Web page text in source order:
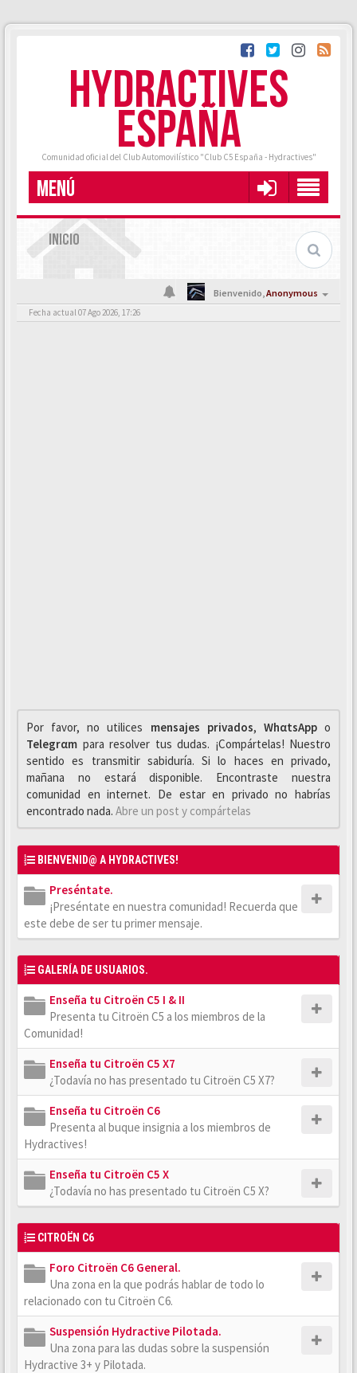
HYDRACTIVES
ESPAÑA
Comunidad oficial del Club Automovilístico "Club C5 España - Hydractives"
MENÚ
INICIO
Bienvenido,Anonymous
Fecha actual 07 Ago 2026, 17:26
Por favor, no utilices mensajes privados, WhαtsAppo
Telegrαm para resolver tus dudas. ¡Compártelas! Nuestro
sentido es transmitir sabiduría. Si lo haces en privado,
mañana no estará disponible. Encontraste nuestra
comunidad en internet. De estar en privado no habrías
encontrado nada. Abre un post y compártelas
BIENVENID@ A HYDRACTIVES!
Preséntate.
¡Preséntate en nuestra comunidad! Recuerda que
este debe de ser tu primer mensaje.
GALERÍA DE USUARIOS.
Enseña tu Citroën C5 I & II
Presenta tu Citroën C5 a los miembros de la
Comunidad!
Enseña tu Citroën C5 X7
¿Todavía no has presentado tu Citroën C5 X7?
Enseña tu Citroën C6
Presenta al buque insignia a los miembros de
Hydractives!
Enseña tu Citroën C5 X
¿Todavía no has presentado tu Citroën C5 X?
CITROËN C6
Foro Citroën C6 General.
Una zona en la que podrás hablar de todo lo
relacionado con tu Citroën C6.
Suspensión Hydractive Pilotada.
Una zona para las dudas sobre la suspensión
Hydractive 3+ y Pilotada.